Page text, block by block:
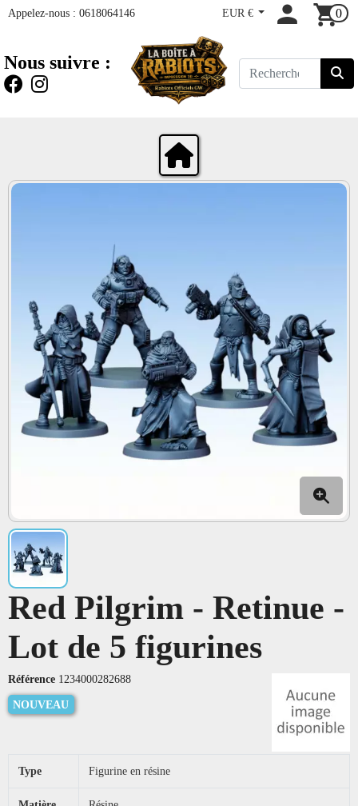
Appelez-nous : 0618064146 EUR € 0
Nous suivre :
Red Pilgrim - Retinue -
Lot de 5 figurines
Référence 1234000282688
NOUVEAU
Type Figurine en résine